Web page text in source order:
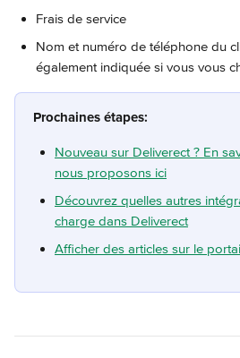
Frais de service
Nom et numéro de téléphone du
également indiquée si vous vous
Prochaines étapes:
Nouveau sur Deliverect ? En
nous proposons ici
Découvrez quelles autres
charge dans Deliverect
Afficher des articles sur le